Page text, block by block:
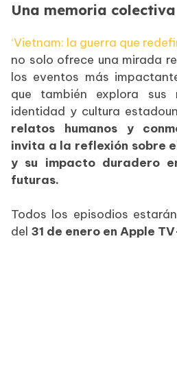
Una memoria colectiva
‘Vietnam: la guerra que
no solo ofrece una mirada
los eventos más
que también explora sus
identidad y cultura
relatos humanos y
invita a la reflexión sobre
y su impacto duradero
futuras.
Todos los episodios
del 31 de enero en Apple